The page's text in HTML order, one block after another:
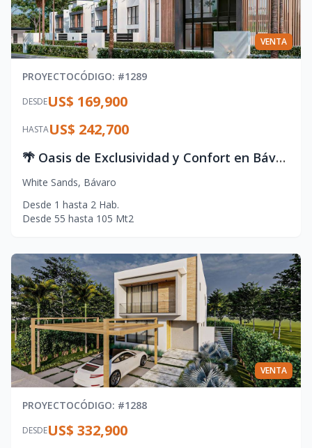
VENTA
PROYECTOCÓDIGO: #1289
DESDEUS$ 169,900
HASTAUS$ 242,700
🌴 Oasis de Exclusividad y Confort en Bávaro – Punta Cana
White Sands, Bávaro
Desde 1 hasta 2 Hab.
Desde 55 hasta 105 Mt2
VENTA
PROYECTOCÓDIGO: #1288
DESDEUS$ 332,900